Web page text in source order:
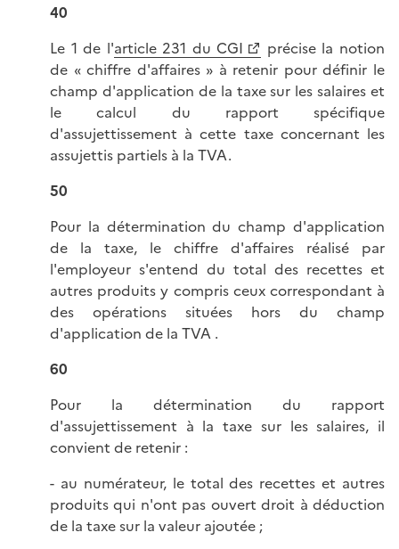
40
Le 1 de l'article 231 du CGI
précise la notion
de « chiffre d'affaires » à retenir pour définir le
champ d'application de la taxe sur les salaires et
le calcul du rapport spécifique
d'assujettissement à cette taxe concernant les
assujettis partiels à la TVA.
50
Pour la détermination du champ d'application
de la taxe, le chiffre d'affaires réalisé par
l'employeur s'entend du total des recettes et
autres produits y compris ceux correspondant à
des opérations situées hors du champ
d'application de la TVA .
60
Pour la détermination du rapport
d'assujettissement à la taxe sur les salaires, il
convient de retenir :
- au numérateur, le total des recettes et autres
produits qui n'ont pas ouvert droit à déduction
de la taxe sur la valeur ajoutée ;